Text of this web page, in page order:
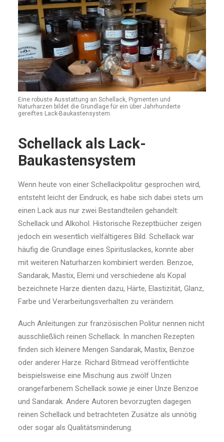
Eine robuste Ausstattung an Schellack, Pigmenten und
Naturharzen bildet die Grundlage für ein über Jahrhunderte
gereiftes Lack-Baukastensystem.
Schellack als Lack-
Baukastensystem
Wenn heute von einer Schellackpolitur gesprochen wird,
entsteht leicht der Eindruck, es habe sich dabei stets um
einen Lack aus nur zwei Bestandteilen gehandelt:
Schellack und Alkohol. Historische Rezeptbücher zeigen
jedoch ein wesentlich vielfältigeres Bild. Schellack war
häufig die Grundlage eines Spirituslackes, konnte aber
mit weiteren Naturharzen kombiniert werden. Benzoe,
Sandarak, Mastix, Elemi und verschiedene als Kopal
bezeichnete Harze dienten dazu, Härte, Elastizität, Glanz,
Farbe und Verarbeitungsverhalten zu verändern.
Auch Anleitungen zur französischen Politur nennen nicht
ausschließlich reinen Schellack. In manchen Rezepten
finden sich kleinere Mengen Sandarak, Mastix, Benzoe
oder anderer Harze. Richard Bitmead veröffentlichte
beispielsweise eine Mischung aus zwölf Unzen
orangefarbenem Schellack sowie je einer Unze Benzoe
und Sandarak. Andere Autoren bevorzugten dagegen
reinen Schellack und betrachteten Zusätze als unnötig
oder sogar als Qualitätsminderung.